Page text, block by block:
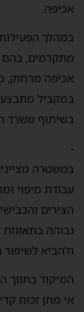
אכיפה.
במהלך
מתקדמים, בהם
אכיפה מרחוק,
במקביל
בשיתוף משרד
-
במשטרה
עבודת מיפוי
הצירים
גבוהה
ולהביא
המיקוד בתווך
אי מתן זכות